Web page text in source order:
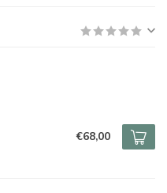
€68,00